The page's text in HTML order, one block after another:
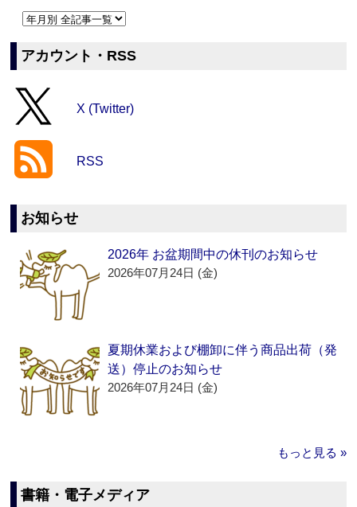
アカウント・RSS
X (Twitter)
RSS
お知らせ
2026年 お盆期間中の休刊のお知らせ
2026年07月24日 (金)
夏期休業および棚卸に伴う商品出荷（発
送）停止のお知らせ
2026年07月24日 (金)
もっと見る »
書籍・電子メディア